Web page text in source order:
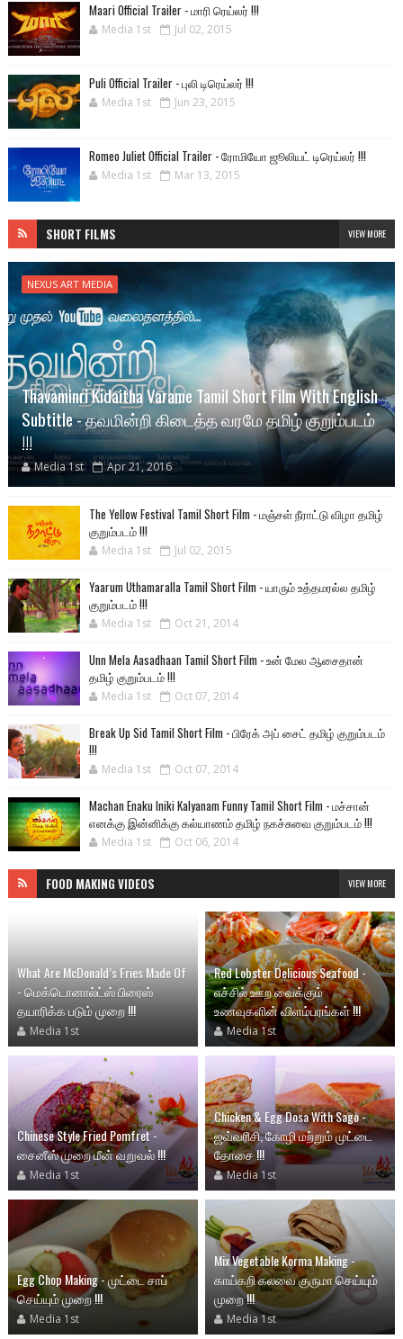
Maari Official Trailer - மாரி ரெய்லர் !!!
Media 1st Jul 02, 2015
Puli Official Trailer - புலி டிரெய்லர் !!!
Media 1st Jun 23, 2015
Romeo Juliet Official Trailer - ரோமியோ ஜூலியட் டிரெய்லர் !!!
Media 1st Mar 13, 2015
SHORT FILMS VIEW MORE
NEXUS ART MEDIA
Thavaminri Kidaitha Varame Tamil Short Film With English
Subtitle - தவமின்றி கிடைத்த வரமே தமிழ் குறும்படம்
!!!
Media 1st Apr 21, 2016
The Yellow Festival Tamil Short Film - மஞ்சள் நீராட்டு விழா தமிழ்
குறும்படம் !!!
Media 1st Jul 02, 2015
Yaarum Uthamaralla Tamil Short Film - யாரும் உத்தமரல்ல தமிழ்
குறும்படம் !!!
Media 1st Oct 21, 2014
Unn Mela Aasadhaan Tamil Short Film - உன் மேல ஆசைதான்
தமிழ் குறும்படம் !!!
Media 1st Oct 07, 2014
Break Up Sid Tamil Short Film - பிரேக் அப் சைட் தமிழ் குறும்படம்
!!!
Media 1st Oct 07, 2014
Machan Enaku Iniki Kalyanam Funny Tamil Short Film - மச்சான்
எனக்கு இன்னிக்கு கல்யாணம் தமிழ் நகச்சுவை குறும்படம் !!!
Media 1st Oct 06, 2014
FOOD MAKING VIDEOS VIEW MORE
What Are McDonald’s Fries Made Of
- மெக்டொனால்ட்ஸ் பிரைஸ்
தயாரிக்க படும் முறை !!!
Media 1st
Red Lobster Delicious Seafood -
எச்சில் ஊற வைக்கும்
உணவுகளின் விளம்பரங்கள் !!!
Media 1st
Chinese Style Fried Pomfret -
சைனீஸ் முறை மீன் வறுவல் !!!
Media 1st
Chicken & Egg Dosa With Sago -
ஜவ்வரிசி, கோழி மற்றும் முட்டை
தோசை !!!
Media 1st
Egg Chop Making - முட்டை சாப்
செய்யும் முறை !!!
Media 1st
Mix Vegetable Korma Making -
காய்கறி கலவை குருமா செய்யும்
முறை !!!
Media 1st